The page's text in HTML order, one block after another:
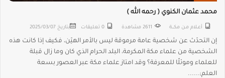
محمد عثمان الكنوي ( رحمه الله )
أعــلام مـن مكـــة 2611 مشاهدة 0 تعليقات بتاريخ 2025/03/07
إن التحدّث عن شخصية عامة مرموقة ليس بالأمر الهيّن، فكيف إذا كانت هذه
الشخصية من علماء مكة المكرمة، البلد الحرام الذي كان وما زال قبلة
للعلماء وموئلًا للمعرفة؟ وقد امتاز علماء مكة عبر العصور بسعة
العلم;......